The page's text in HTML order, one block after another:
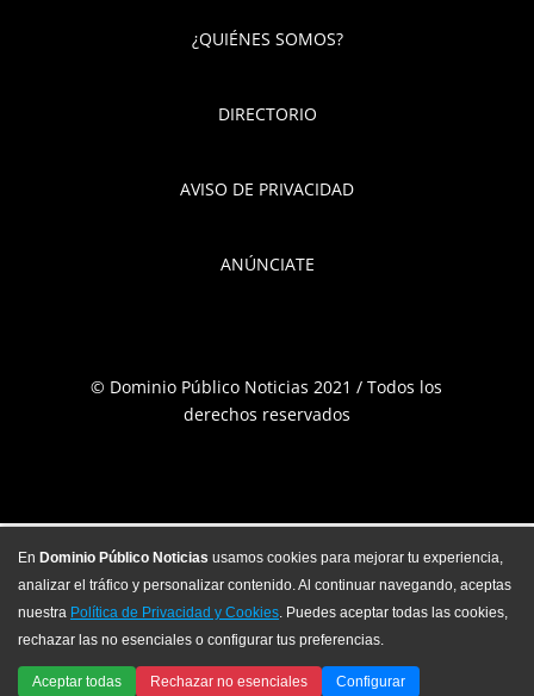
¿QUIÉNES SOMOS?
DIRECTORIO
AVISO DE PRIVACIDAD
ANÚNCIATE
© Dominio Público Noticias 2021 / Todos los
derechos reservados
En Dominio Público Noticias usamos cookies para mejorar tu experiencia,
analizar el tráfico y personalizar contenido. Al continuar navegando, aceptas
nuestra Política de Privacidad y Cookies. Puedes aceptar todas las cookies,
rechazar las no esenciales o configurar tus preferencias.
Aceptar todas Rechazar no esenciales Configurar